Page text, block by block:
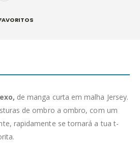
de manga curta em malha Jersey.
de ombro a ombro, com um
rapidamente se tornará a tua t-